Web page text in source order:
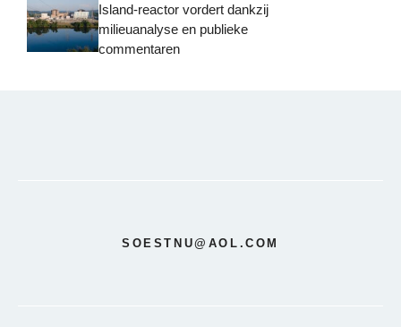
Island-reactor vordert dankzij
milieuanalyse en publieke
commentaren
SOESTNU@AOL.COM